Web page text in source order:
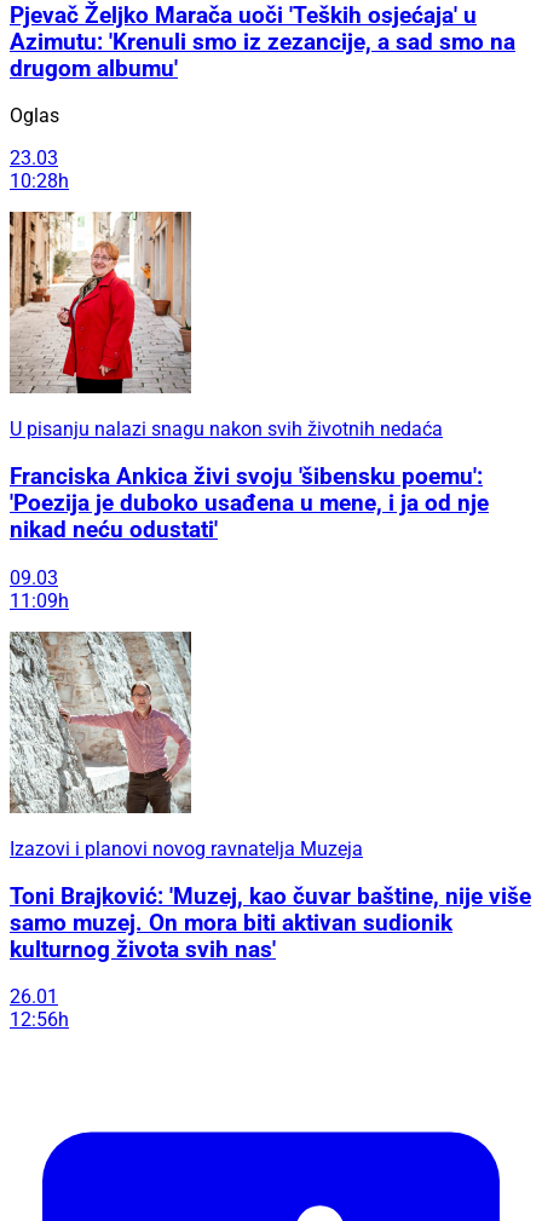
Pjevač Željko Marača uoči 'Teških osjećaja' u
Azimutu: 'Krenuli smo iz zezancije, a sad smo na
drugom albumu'
Oglas
23.03
10:28h
U pisanju nalazi snagu nakon svih životnih nedaća
Franciska Ankica živi svoju 'šibensku poemu':
'Poezija je duboko usađena u mene, i ja od nje
nikad neću odustati'
09.03
11:09h
Izazovi i planovi novog ravnatelja Muzeja
Toni Brajković: 'Muzej, kao čuvar baštine, nije više
samo muzej. On mora biti aktivan sudionik
kulturnog života svih nas'
26.01
12:56h